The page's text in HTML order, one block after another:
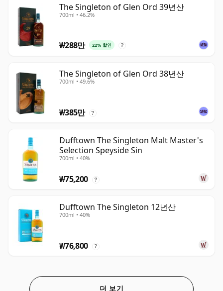
The Singleton of Glen Ord 39년산
700ml • 46.2%
₩288만 22% 할인 ?
The Singleton of Glen Ord 38년산
700ml • 49.6%
₩385만 ?
Dufftown The Singleton Malt Master's
Selection Speyside Sin
700ml • 40%
₩75,200 ?
Dufftown The Singleton 12년산
700ml • 40%
₩76,800 ?
더 보기